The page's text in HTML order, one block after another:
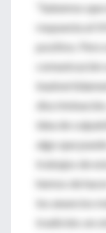
“Sabemos
respuesta al
positivo. Pero
idea de
algo que
trabajos de
hemos de
los anuncios
tradición; en